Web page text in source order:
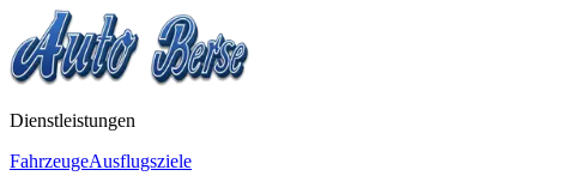
Dienstleistungen
FahrzeugeAusflugsziele